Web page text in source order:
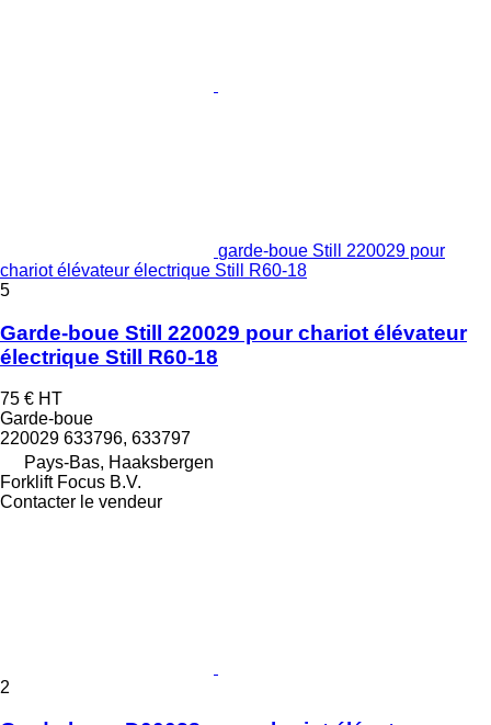
garde-boue Still 220029 pour
chariot élévateur électrique Still R60-18
5
Garde-boue Still 220029 pour chariot élévateur
électrique Still R60-18
75 € HT
Garde-boue
220029 633796, 633797
Pays-Bas, Haaksbergen
Forklift Focus B.V.
Contacter le vendeur
2